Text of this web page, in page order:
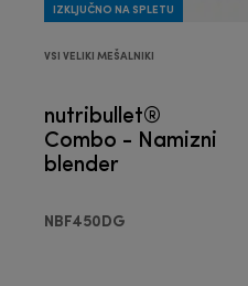
IZKLJUČNO NA SPLETU
VSI VELIKI MEŠALNIKI
nutribullet®
Combo - Namizni
blender
NBF450DG